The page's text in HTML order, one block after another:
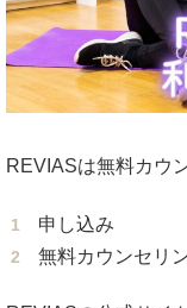
REVIASは無料カウ
申し込み
無料カウンセリ